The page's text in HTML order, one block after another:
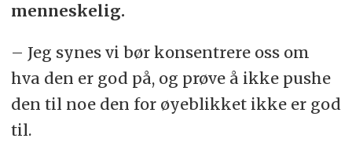
menneskelig.
– Jeg synes vi bør konsentrere oss om
hva den er god på, og prøve å ikke pushe
den til noe den for øyeblikket ikke er god
til.